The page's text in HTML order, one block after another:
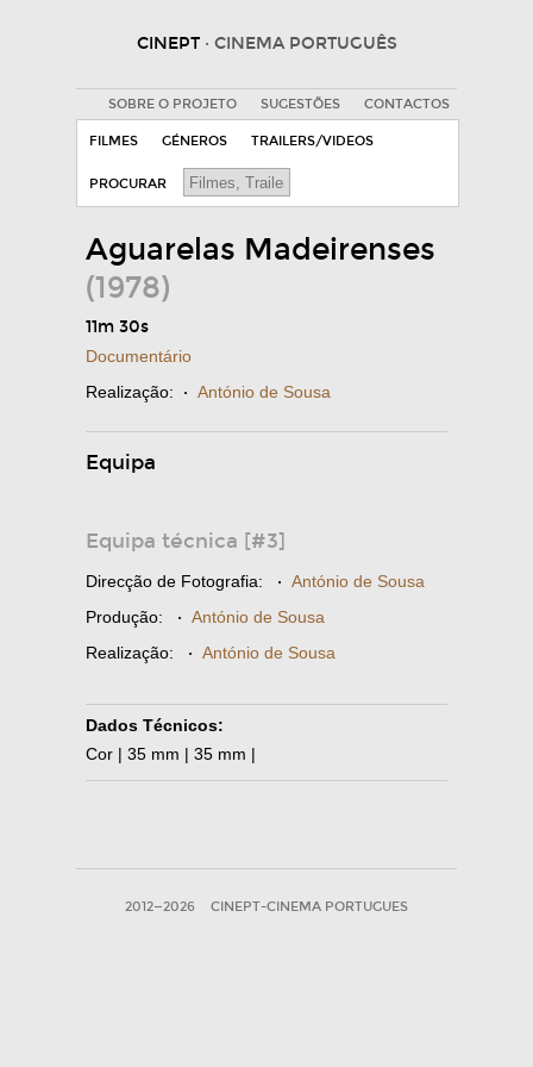
CINEPT · CINEMA PORTUGUÊS
SOBRE O PROJETO SUGESTÕES CONTACTOS
FILMES GÉNEROS TRAILERS/VIDEOS
PROCURAR
Aguarelas Madeirenses
(1978)
11m 30s
Documentário
Realização: · António de Sousa
Equipa
Equipa técnica [#3]
Direcção de Fotografia: · António de Sousa
Produção: · António de Sousa
Realização: · António de Sousa
Dados Técnicos:
Cor | 35 mm | 35 mm |
2012—2026 CINEPT-CINEMA PORTUGUES